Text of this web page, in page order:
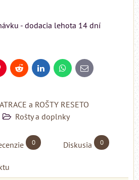
- dodacia lehota 14 dní
Reddit LinkedInWhatsApp
E-
mail
a ROŠTY RESETO
Rošty a doplnky
0 Diskusia 0